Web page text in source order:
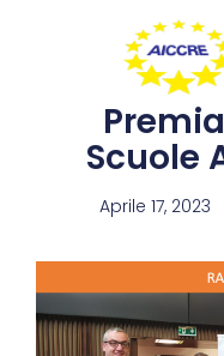
Scuole
Aprile 17, 2023